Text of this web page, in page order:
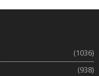
(1036)
(938)